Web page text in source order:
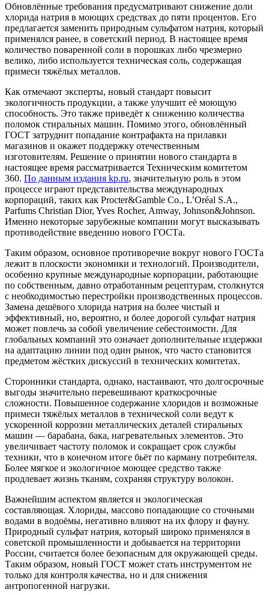
Обновлённые требования предусматривают снижение доли
хлорида натрия в моющих средствах до пяти процентов. Его
предлагается заменить природным сульфатом натрия, который
применялся ранее, в советский период. В настоящее время
количество поваренной соли в порошках либо чрезмерно
велико, либо используется техническая соль, содержащая
примеси тяжёлых металлов.
Как отмечают эксперты, новый стандарт повысит
экологичность продукции, а также улучшит её моющую
способность. Это также приведёт к снижению количества
поломок стиральных машин. Помимо этого, обновлённый
ГОСТ затруднит попадание контрафакта на прилавки
магазинов и окажет поддержку отечественным
изготовителям. Решение о принятии нового стандарта в
настоящее время рассматривается Техническим комитетом
360. По данным издания kp.ru, значительную роль в этом
процессе играют представительства международных
корпораций, таких как Procter&Gamble Co., L’Oréal S.A.,
Parfums Christian Dior, Yves Rocher, Amway, Johnson&Johnson.
Именно некоторые зарубежные компании могут высказывать
противодействие введению нового ГОСТа.
Таким образом, основное противоречие вокруг нового ГОСТа
лежит в плоскости экономики и технологий. Производители,
особенно крупные международные корпорации, работающие
по собственным, давно отработанным рецептурам, столкнутся
с необходимостью перестройки производственных процессов.
Замена дешёвого хлорида натрия на более чистый и
эффективный, но, вероятно, и более дорогой сульфат натрия
может повлечь за собой увеличение себестоимости. Для
глобальных компаний это означает дополнительные издержки
на адаптацию линии под один рынок, что часто становится
предметом жёстких дискуссий в технических комитетах.
Сторонники стандарта, однако, настаивают, что долгосрочные
выгоды значительно перевешивают краткосрочные
сложности. Повышенное содержание хлоридов и возможные
примеси тяжёлых металлов в технической соли ведут к
ускоренной коррозии металлических деталей стиральных
машин — барабана, бака, нагревательных элементов. Это
увеличивает частоту поломок и сокращает срок службы
техники, что в конечном итоге бьёт по карману потребителя.
Более мягкое и экологичное моющее средство также
продлевает жизнь тканям, сохраняя структуру волокон.
Важнейшим аспектом является и экологическая
составляющая. Хлориды, массово попадающие со сточными
водами в водоёмы, негативно влияют на их флору и фауну.
Природный сульфат натрия, который широко применялся в
советской промышленности и добывается на территории
России, считается более безопасным для окружающей среды.
Таким образом, новый ГОСТ может стать инструментом не
только для контроля качества, но и для снижения
антропогенной нагрузки.